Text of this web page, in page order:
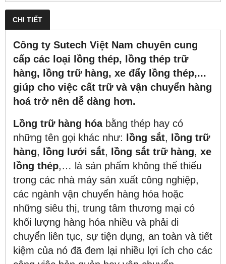
CHI TIẾT
Công ty Sutech Việt Nam chuyên cung
cấp các loại lồng thép, lồng thép trữ
hàng, lồng trữ hàng, xe đẩy lồng thép,...
giúp cho việc cất trữ và vận chuyển hàng
hoá trở nên dễ dàng hơn.
Lồng trữ hàng hóabằng thép hay có
những tên gọi khác như:
lồng sắt,
lồng trữ
hàng, lồng lưới sắt, lồng sắt trữ hàng, xe
lồng thép,… là sản phẩm không thể thiếu
trong các nhà máy sản xuất công nghiệp,
các ngành vận chuyển hàng hóa hoặc
những siêu thị, trung tâm thương mại có
khối lượng hàng hóa nhiều và phải di
chuyển liên tục, sự tiện dụng, an toàn và tiết
kiệm của nó đã đem lại nhiều lợi ích cho các